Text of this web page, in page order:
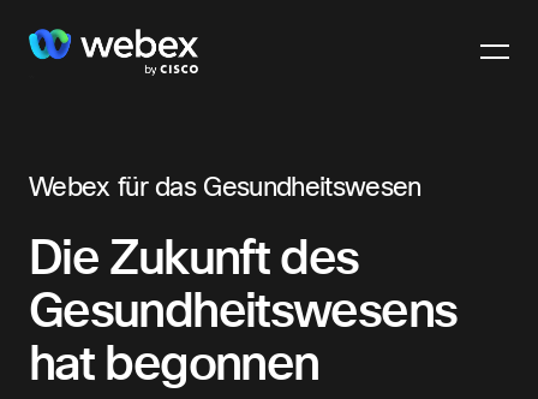
Webex für das Gesundheitswesen
Die Zukunft des
Gesundheitswesens
hat begonnen